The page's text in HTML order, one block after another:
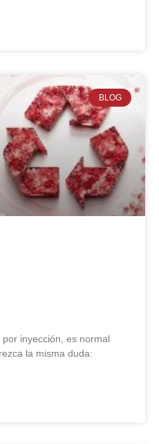
BLOG
inyección, es normal
la misma duda: